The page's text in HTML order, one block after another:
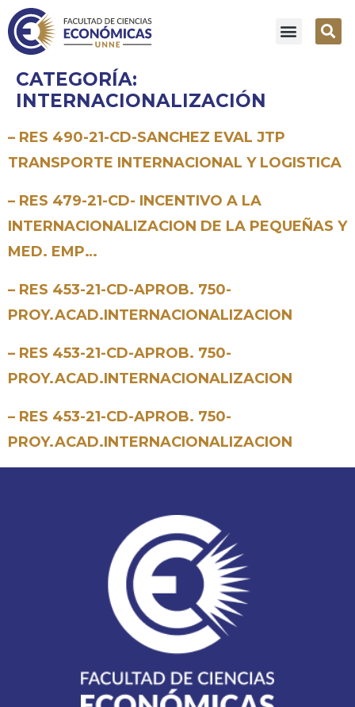
CATEGORÍA:
INTERNACIONALIZACIÓN
– RES 490-21-CD-SANCHEZ EVAL JTP
TRANSPORTE INTERNACIONAL Y LOGISTICA
– RES 479-21-CD- INCENTIVO A LA
INTERNACIONALIZACION DE LA PEQUEÑAS Y
MED. EMP…
– RES 453-21-CD-APROB. 750-
PROY.ACAD.INTERNACIONALIZACION
– RES 453-21-CD-APROB. 750-
PROY.ACAD.INTERNACIONALIZACION
– RES 453-21-CD-APROB. 750-
PROY.ACAD.INTERNACIONALIZACION